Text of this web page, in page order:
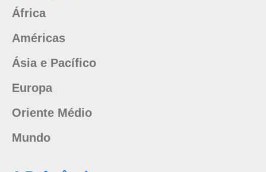
África
Américas
Ásia e Pacífico
Europa
Oriente Médio
Mundo